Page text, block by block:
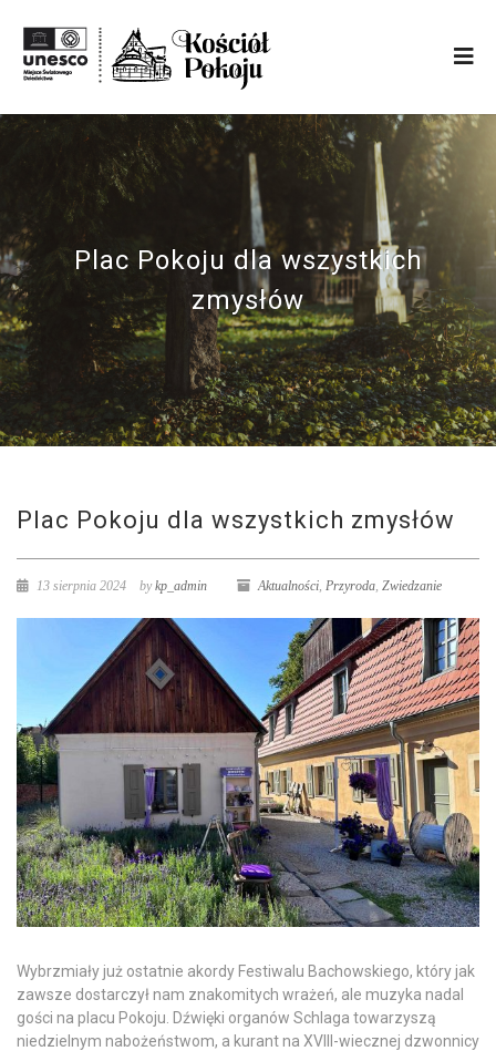
Plac Pokoju dla wszystkich
zmysłów
Plac Pokoju dla wszystkich zmysłów
13 sierpnia 2024 bykp_admin Aktualności, Przyroda, Zwiedzanie
Wybrzmiały już ostatnie akordy Festiwalu Bachowskiego, który jak
zawsze dostarczył nam znakomitych wrażeń, ale muzyka nadal
gości na placu Pokoju. Dźwięki organów Schlaga towarzyszą
niedzielnym nabożeństwom, a kurant na XVIII-wiecznej dzwonnicy